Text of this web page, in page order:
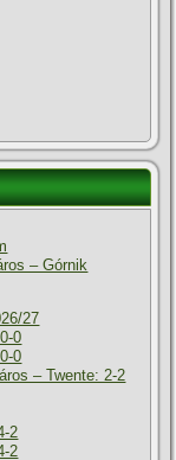
– Górnik
27
0
0
– Twente: 2-2
2
2